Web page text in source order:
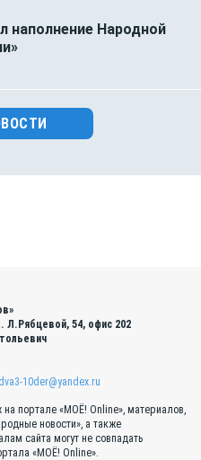
наполнение Народной
Л.Рябцевой, 54, офис 202
dva3-10der@yandex.ru
на портале «МОЁ! Online», материалов,
новости», а также
сайта могут не совпадать
«МОЁ! Online».